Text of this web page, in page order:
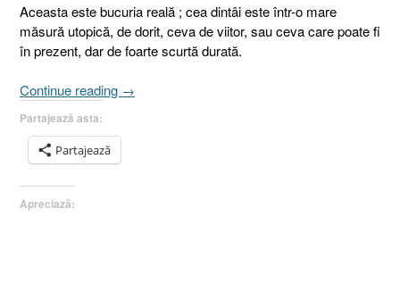
Aceasta este bucuria reală ; cea dintâi este într-o mare
măsură utopică, de dorit, ceva de viitor, sau ceva care poate fi
în prezent, dar de foarte scurtă durată.
Continue reading „Pilda
Evanghelia
→
Partajează asta:
Partajează
Apreciază: